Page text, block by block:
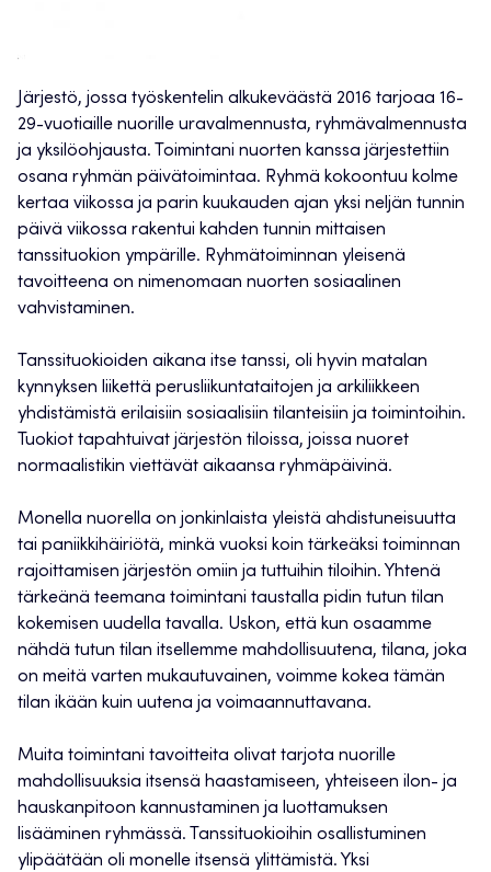
Järjestö, jossa työskentelin alkukeväästä 2016 tarjoaa 16-
29-vuotiaille nuorille uravalmennusta, ryhmävalmennusta
ja yksilöohjausta. Toimintani nuorten kanssa järjestettiin
osana ryhmän päivätoimintaa. Ryhmä kokoontuu kolme
kertaa viikossa ja parin kuukauden ajan yksi neljän tunnin
päivä viikossa rakentui kahden tunnin mittaisen
tanssituokion ympärille. Ryhmätoiminnan yleisenä
tavoitteena on nimenomaan nuorten sosiaalinen
vahvistaminen.
Tanssituokioiden aikana itse tanssi, oli hyvin matalan
kynnyksen liikettä perusliikuntataitojen ja arkiliikkeen
yhdistämistä erilaisiin sosiaalisiin tilanteisiin ja toimintoihin.
Tuokiot tapahtuivat järjestön tiloissa, joissa nuoret
normaalistikin viettävät aikaansa ryhmäpäivinä.
Monella nuorella on jonkinlaista yleistä ahdistuneisuutta
tai paniikkihäiriötä, minkä vuoksi koin tärkeäksi toiminnan
rajoittamisen järjestön omiin ja tuttuihin tiloihin. Yhtenä
tärkeänä teemana toimintani taustalla pidin tutun tilan
kokemisen uudella tavalla. Uskon, että kun osaamme
nähdä tutun tilan itsellemme mahdollisuutena, tilana, joka
on meitä varten mukautuvainen, voimme kokea tämän
tilan ikään kuin uutena ja voimaannuttavana.
Muita toimintani tavoitteita olivat tarjota nuorille
mahdollisuuksia itsensä haastamiseen, yhteiseen ilon- ja
hauskanpitoon kannustaminen ja luottamuksen
lisääminen ryhmässä. Tanssituokioihin osallistuminen
ylipäätään oli monelle itsensä ylittämistä. Yksi